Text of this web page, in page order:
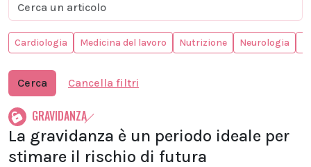
Cardiologia Medicina del lavoro Nutrizione Neurologia
Cerca Cancella filtri
GRAVIDANZA
La gravidanza è un periodo ideale per
stimare il rischio di futura